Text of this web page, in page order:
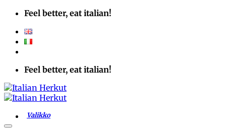
Skip
content
Feel better, eat italian!
Feel better, eat italian!